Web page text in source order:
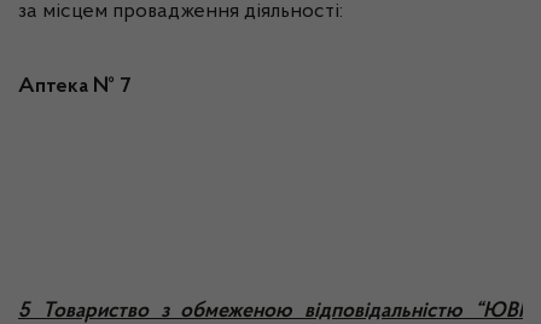
за місцем провадження діяльності:
Аптека № 7
5 Товариство з обмеженою відповідальністю “ЮВІ